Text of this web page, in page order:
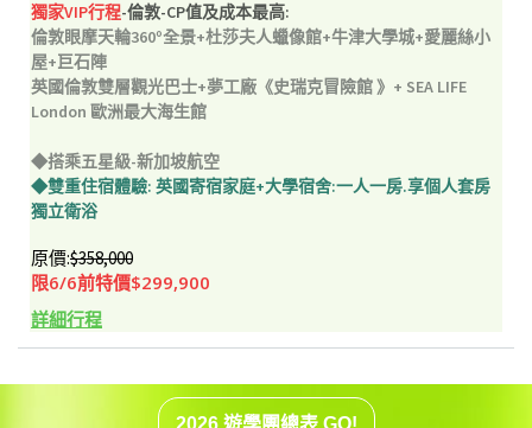
獨家VIP行程-倫敦-CP值及成本最高:
倫敦眼摩天輪360º全景+杜莎夫人蠟像館+牛津大學城+愛麗絲小
屋+巨⽯陣
英國倫敦雙層觀光巴士+夢工廠《史瑞克冒險館 》+ SEA LIFE
London 歐洲最大海生館
◆搭乘五星級-新加坡航空
◆雙重住宿體驗: 英國寄宿家庭+大學宿舍:一人一房.享個人套房
獨立衛浴
原價:$358,000
限6/6前特價$299,900
詳細行程
2026 遊學團總表 GO!